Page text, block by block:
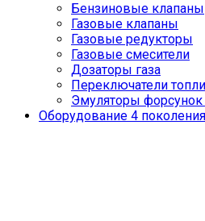
Бензиновые клапаны
Газовые клапаны
Газовые редукторы
Газовые смесители
Дозаторы газа
Переключатели
Эмуляторы
Оборудование 4 поколения